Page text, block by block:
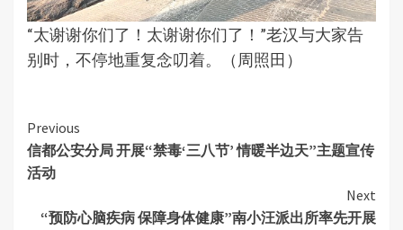
“太谢谢你们了！太谢谢你们了！”老汉与大家告
别时，不停地重复念叨着。（周照田）
Continue
Reading
Previous
信都公安分局 开展“禁毒‘三八节’ 情暖半边天”主题宣传
活动
Next
“预防心脑疾病 保障身体健康”南小汪派出所率先开展